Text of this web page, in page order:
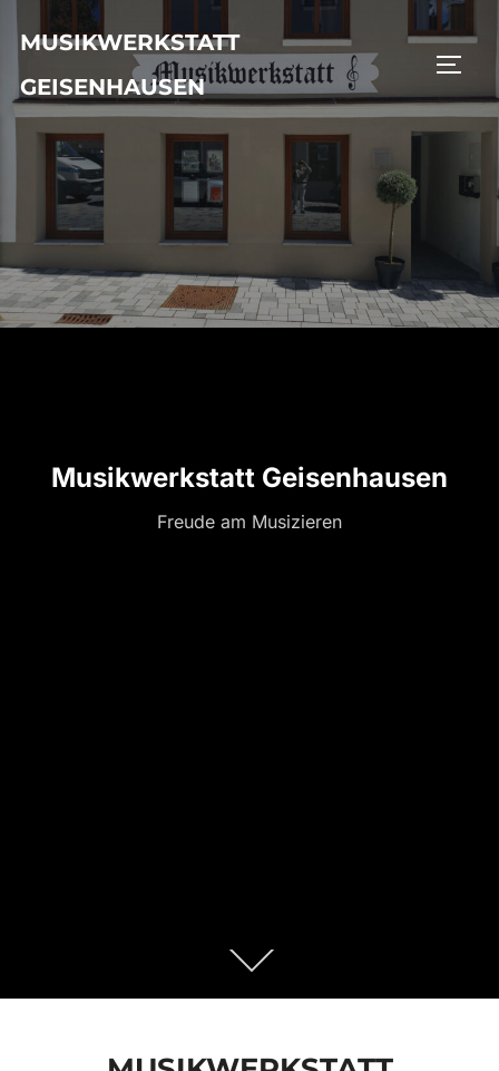
Inhalten
springen
MUSIKWERKSTATT
GEISENHAUSEN
Musikwerkstatt Geisenhausen
Freude am Musizieren
Zum
Inhalt